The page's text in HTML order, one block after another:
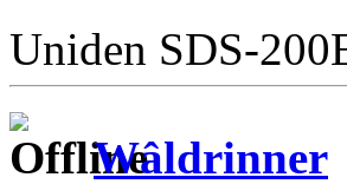
Uniden SDS-
Wâldrinner